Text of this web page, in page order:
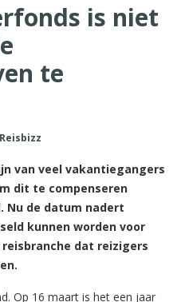
is niet
te
van veel vakantiegangers
dit te compenseren
Nu de datum nadert
kunnen worden voor
dat reizigers
Op 16 maart is het een jaar